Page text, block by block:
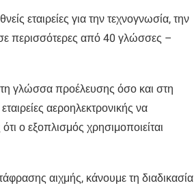
εταιρείες για την τεχνογνωσία, την
σε περισσότερες από 40 γλώσσες –
γλώσσα προέλευσης όσο και στη
αεροηλεκτρονικής να
ο εξοπλισμός χρησιμοποιείται
αιχμής, κάνουμε τη διαδικασία